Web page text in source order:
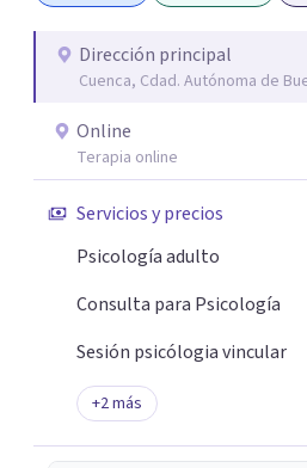
Dirección principal
Cuenca, Cdad. Autónoma de
Online
Terapia online
Servicios y precios
Psicología adulto
Consulta para Psicología
Sesión psicólogia vincular
+2más